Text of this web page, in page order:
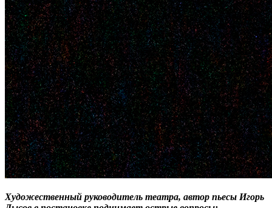
Художественный руководитель театра, автор пьесы Игорь